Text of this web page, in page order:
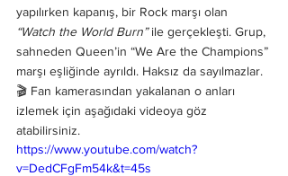
yapılırken kapanış, bir Rock marşı olan
“Watch the World Burn” ile gerçekleşti. Grup,
sahneden Queen’in “We Are the Champions”
marşı eşliğinde ayrıldı. Haksız da sayılmazlar.
🎬 Fan kamerasından yakalanan o anları
izlemek için aşağıdaki videoya göz
atabilirsiniz.
https://www.youtube.com/watch?
v=DedCFgFm54k&t=45s